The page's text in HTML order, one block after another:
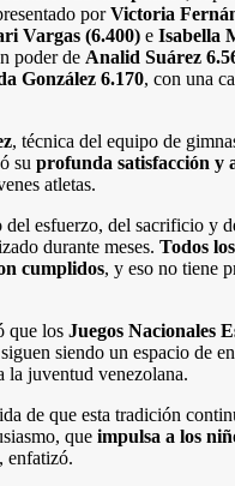
porVictoria
Vargas (6.400) e Isabella
poder de Analid Suárez
González 6.170, con una
, técnica del equipo de
su profunda satisfacción y
atletas.
del esfuerzo, del sacrificio y
durante meses. Todos
cumplidos, y eso no tiene
que los Juegos Nacionales
siendo un espacio de
la juventud venezolana.
de que esta tradición
que impulsa a los
enfatizó.